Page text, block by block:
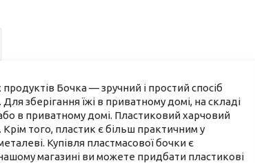
Бочка — зручний і простий спосіб
зберігання їжі в приватному домі, на складі
в приватному домі. Пластиковий харчовий
того, пластик є більш практичним у
Купівля пластмасової бочки є
магазині ви можете придбати пластикові